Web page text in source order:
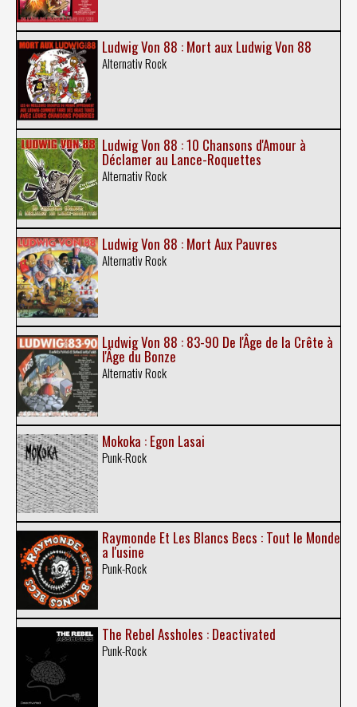
Ludwig Von 88 : Mort aux Ludwig Von 88
Alternativ Rock
Ludwig Von 88 : 10 Chansons d'Amour à
Déclamer au Lance-Roquettes
Alternativ Rock
Ludwig Von 88 : Mort Aux Pauvres
Alternativ Rock
Ludwig Von 88 : 83-90 De l'Âge de la Crête à
l'Âge du Bonze
Alternativ Rock
Mokoka : Egon Lasai
Punk-Rock
Raymonde Et Les Blancs Becs : Tout le Monde
a l'usine
Punk-Rock
The Rebel Assholes : Deactivated
Punk-Rock